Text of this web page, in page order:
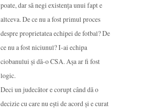
poate, dar să negi existența unui fapt e
altceva. De ce nu a fost primul proces
despre proprietatea echipei de fotbal? De
ce nu a fost niciunul? I-ai echipa
ciobanului și dă-o CSA. Așa ar fi fost
logic.
Deci un judecător e corupt când dă o
decizie cu care nu ești de acord și e curat